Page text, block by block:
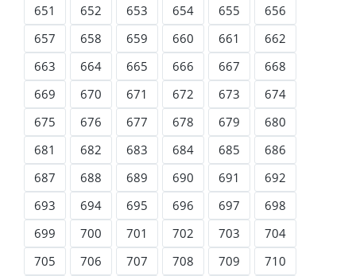
651
652 653 654 655
656
657
658 659 660 661
662
663
664 665 666 667
668
669
670 671 672 673
674
675
676 677 678 679
680
681
682 683 684 685
686
687
688 689 690 691
692
693
694 695 696 697
698
699
700 701 702 703
704
705
706 707 708 709
710